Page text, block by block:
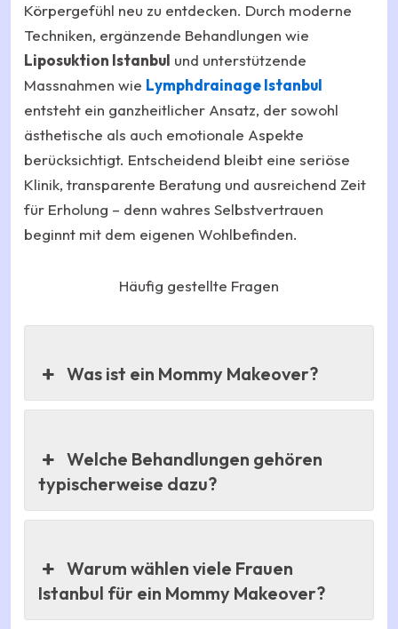
Körpergefühl neu zu entdecken. Durch moderne
Techniken, ergänzende Behandlungen wie
Liposuktion Istanbul und unterstützende
Massnahmen wie Lymphdrainage Istanbul
entsteht ein ganzheitlicher Ansatz, der sowohl
ästhetische als auch emotionale Aspekte
berücksichtigt. Entscheidend bleibt eine seriöse
Klinik, transparente Beratung und ausreichend Zeit
für Erholung – denn wahres Selbstvertrauen
beginnt mit dem eigenen Wohlbefinden.
Häufig gestellte Fragen
Was ist ein Mommy Makeover?
Welche Behandlungen gehören
typischerweise dazu?
Warum wählen viele Frauen
Istanbul für ein Mommy Makeover?